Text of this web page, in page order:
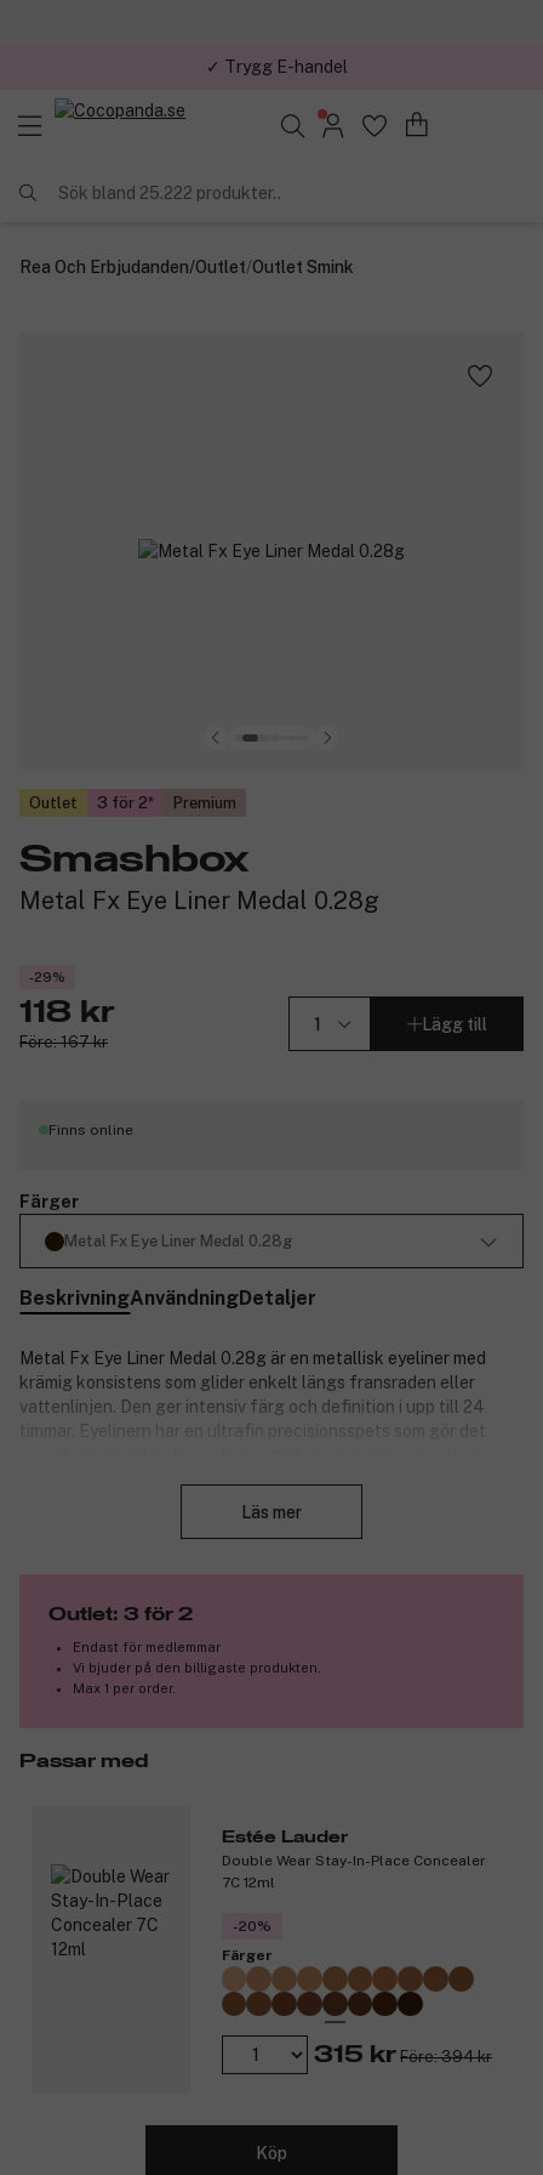
✓ Trygg E-handel
Sök bland 25.222 produkter..
Rea Och Erbjudanden/Outlet/Outlet Smink
Outlet 3 för 2 Premium
Smashbox
Metal Fx Eye Liner Medal 0.28g
-29%
118 kr
Före: 167 kr
Lägg till
Finns online
Färger
Metal Fx Eye Liner Medal 0.28g
BeskrivningAnvändningDetaljer
Metal Fx Eye Liner Medal 0.28g är en metallisk eyeliner med
krämig konsistens som glider enkelt längs fransraden eller
vattenlinjen. Den ger intensiv färg och definition i upp till 24
timmar. Eyelinern har en ultrafin precisionsspets som gör det
effekter. Formulan stelnar snabbt och sitter som en vattenfast,
smuts-, svett- och blekningsresistent finish. Perfekt för dig som
Läs mer
Outlet: 3 för 2
Endast för medlemmar
Vi bjuder på den billigaste produkten.
Max 1 per order.
Passar med
Estée Lauder
Double Wear Stay-In-Place Concealer
7C 12ml
-20%
Färger
315 kr Före: 394 kr
Köp